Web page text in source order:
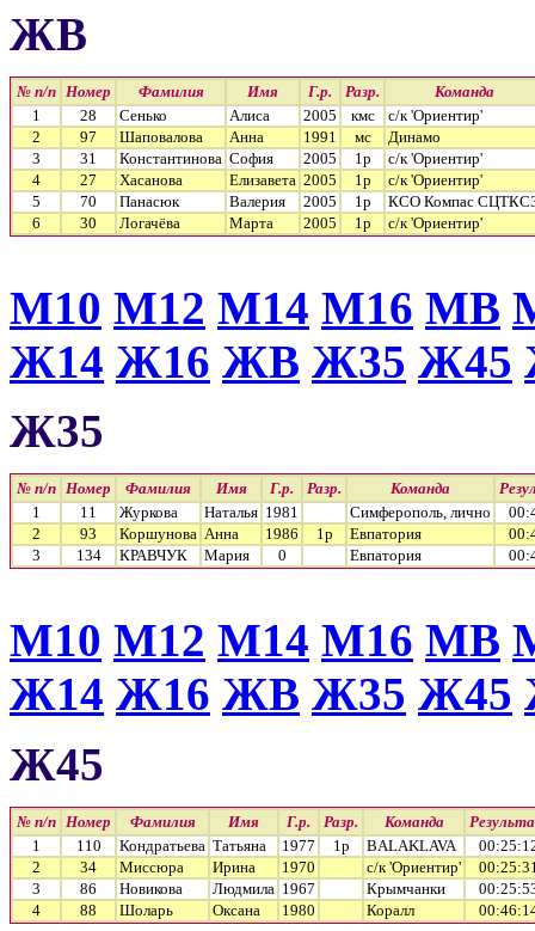
ЖВ
№ п/п Номер Фамилия Имя Г.р. Разр.
Команда
1
28 Сенько Алиса 2005 кмс
с/к 'Ориентир'
2
97 Шаповалова Анна 1991 мс
Динамо
3
31 Константинова София 2005 1р
с/к 'Ориентир'
4
27 Хасанова Елизавета 2005 1р
с/к 'Ориентир'
5
70 Панасюк Валерия 2005 1р
КСО Компас
6
30 Логачёва Марта 2005 1р с/к 'Ориентир'
М10 М12 М14 М16 МВ
Ж14 Ж16 ЖВ Ж35 Ж45
Ж35
№ п/п Номер Фамилия Имя Г.р. Разр. Команда
1
11 Журкова Наталья 1981 Симферополь, лично
2
93 Коршунова Анна 1986 1р Евпатория
3
134 КРАВЧУК Мария 0 Евпатория
М10 М12 М14 М16 МВ
Ж14 Ж16 ЖВ Ж35 Ж45
Ж45
№ п/п Номер Фамилия Имя Г.р. Разр. Команда
1
110 Кондратьева Татьяна 1977 1р BALAKLAVA
2
34 Миссюра Ирина 1970 с/к 'Ориентир'
3
86 Новикова Людмила 1967 Крымчанки
4
88 Шоларь Оксана 1980 Коралл